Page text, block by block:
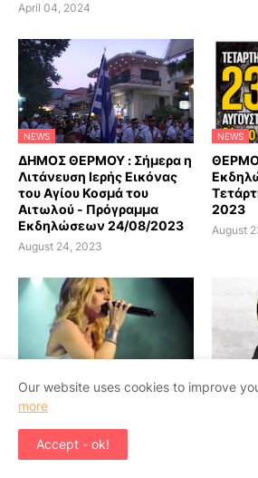
April 04, 2024
NEWS
ΔΗΜΟΣ ΘΕΡΜΟΥ : Σήμερα η
Λιτάνευση Ιερής Εικόνας
του Αγίου Κοσμά του
Αιτωλού - Πρόγραμμα
Εκδηλώσεων 24/08/2023
August 24, 2023
NEWS
2023
August
με την Πέγκυ Ζήνα -
Πρόγραμμα Εκδηλώσεων
22/08/2023
Our website uses cookies to improve
more
Accept - ok!